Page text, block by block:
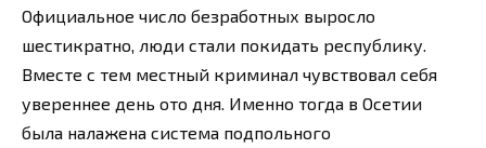
Официальное число безработных выросло
шестикратно, люди стали покидать республику.
Вместе с тем местный криминал чувствовал себя
увереннее день ото дня. Именно тогда в Осетии
была налажена система подпольного